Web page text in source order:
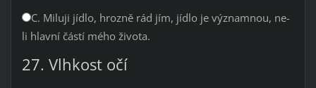
C. Miluji jídlo, hrozně rád jím, jídlo je významnou, ne-
li hlavní částí mého života.
27. Vlhkost očí